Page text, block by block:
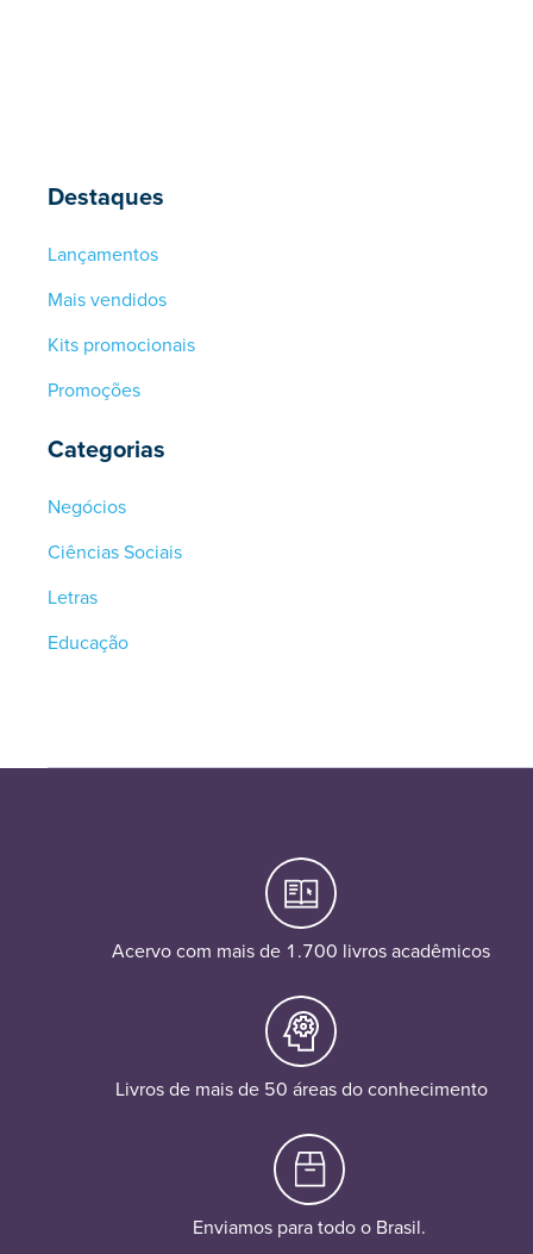
Destaques
Lançamentos
Mais vendidos
Kits promocionais
Promoções
Categorias
Negócios
Ciências Sociais
Letras
Educação
Acervo com mais de 1.700 livros acadêmicos
Livros de mais de 50 áreas do conhecimento
Enviamos para todo o Brasil.